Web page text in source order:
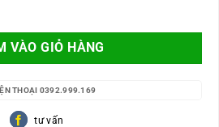
Date đối xứng MTP-1381D-1AVDF số
VÀO GIỎ HÀNG
THOẠI 0392.999.169
tư vấn